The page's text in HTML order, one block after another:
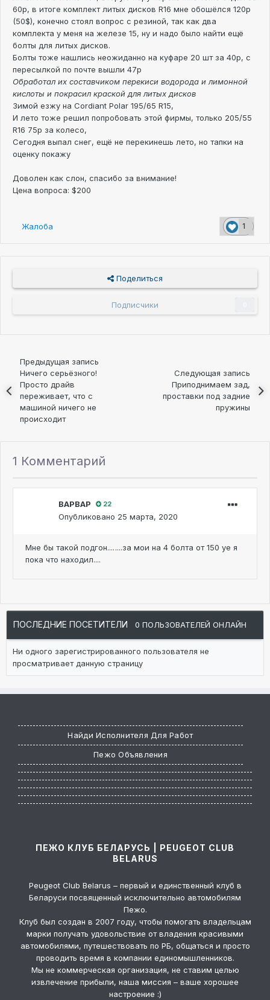
60р, в итоге комплект литых дисков R16 мне обошёлся 120р
(50$), конечно стоял вопрос с резиной, так как два
комплекта у меня на железе 15, ну и надо было найти ещё
болты для литых дисков.
Болты тоже нашлись неожиданно на куфаре 20 шт за 40р, с
пересылкой по почте вышли 47р
Обработал их составчиком перекиси водорода и лимонной
кислоты и покрасил краской для литых дисков
Зимой езжу на Cordiant Polar 195/65 R15,
И лето тоже решил попробовать этой фирмы, только 205/55
R16 75р за колесо,
Сегодня выпал снег, ещё не перекинешь лето, но тапки на
оценку покажу
Доволен как слон, спасибо за внимание!
Цена вопроса: $200
1
Жалоба
Поделиться
Подписчики
Предыдущая запись
Ничего серьёзного!
Просто драйв
переживает, что с
машиной ничего не
происходит
Следующая запись
Приподнимаем зад,
проставки под задние
пружины
1 Комментарий
ВАРВАР 22
Опубликовано 25 марта, 2020
Мне бы такой подгон........за мои на 4 болта от 150 уе я
пока что находил....
ПОСЛЕДНИЕ ПОСЕТИТЕЛИ 0 ПОЛЬЗОВАТЕЛЕЙ ОНЛАЙН
Ни одного зарегистрированного пользователя не
просматривает данную страницу
Найди Исполнителя Для Работ
Пежо Объявления
ПЕЖО КЛУБ БЕЛАРУСЬ | PEUGEOT CLUB
BELARUS
Peugeot Club Belarus – первый и единственный клуб в
Беларуси посвященный исключительно автомобилям
Пежо.
Клуб был создан в 2007 году, чтобы помогать владельцам
марки получать удовольствие от владения красивыми
автомобилями, путешествовать по РБ, общаться и просто
проводить время в компании единомышленников.
Мы не коммерческая организация, не ставим целью
извлечение прибыли, наша миссия – ваше хорошее
настроение :)